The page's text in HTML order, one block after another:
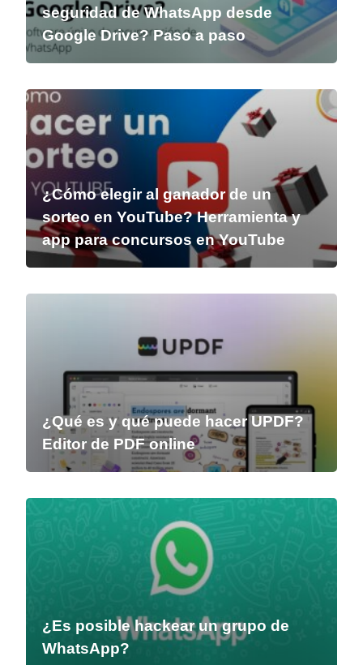
seguridad de WhatsApp desde
Google Drive? Paso a paso
¿Cómo elegir al ganador de un
sorteo en YouTube? Herramienta y
app para concursos en YouTube
¿Qué es y qué puede hacer UPDF?
Editor de PDF online
¿Es posible hackear un grupo de
WhatsApp?